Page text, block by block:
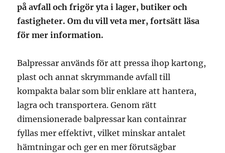
på avfall och frigör yta i lager, butiker och
fastigheter. Om du vill veta mer, fortsätt läsa
för mer information.
Balpressar används för att pressa ihop kartong,
plast och annat skrymmande avfall till
kompakta balar som blir enklare att hantera,
lagra och transportera. Genom rätt
dimensionerade balpressar kan containrar
fyllas mer effektivt, vilket minskar antalet
hämtningar och ger en mer förutsägbar